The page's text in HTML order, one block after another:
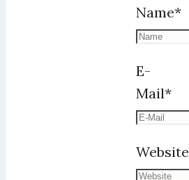
Name*
E-
Mail*
Website